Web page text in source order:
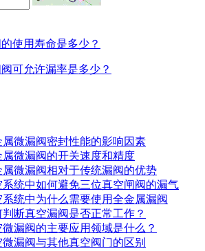
使用寿命是多少？
可允许漏率是多少？
属微漏阀密封性能的影响因素
属微漏阀的开关速度和精度
属微漏阀相对于传统漏阀的优势
系统中如何避免三位真空闸阀的漏气
系统中为什么需要使用全金属漏阀
判断真空漏阀是否正常工作？
微漏阀的主要应用领域是什么？
微漏阀与其他真空阀门的区别